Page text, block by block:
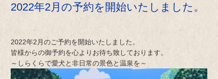
2022年2月の予約を開始いたしました。
2022年2月のご予約を開始いたしました。
皆様からの御予約を心よりお待ち致しております。
～しらくらで愛犬と非日常の景色と温泉を～